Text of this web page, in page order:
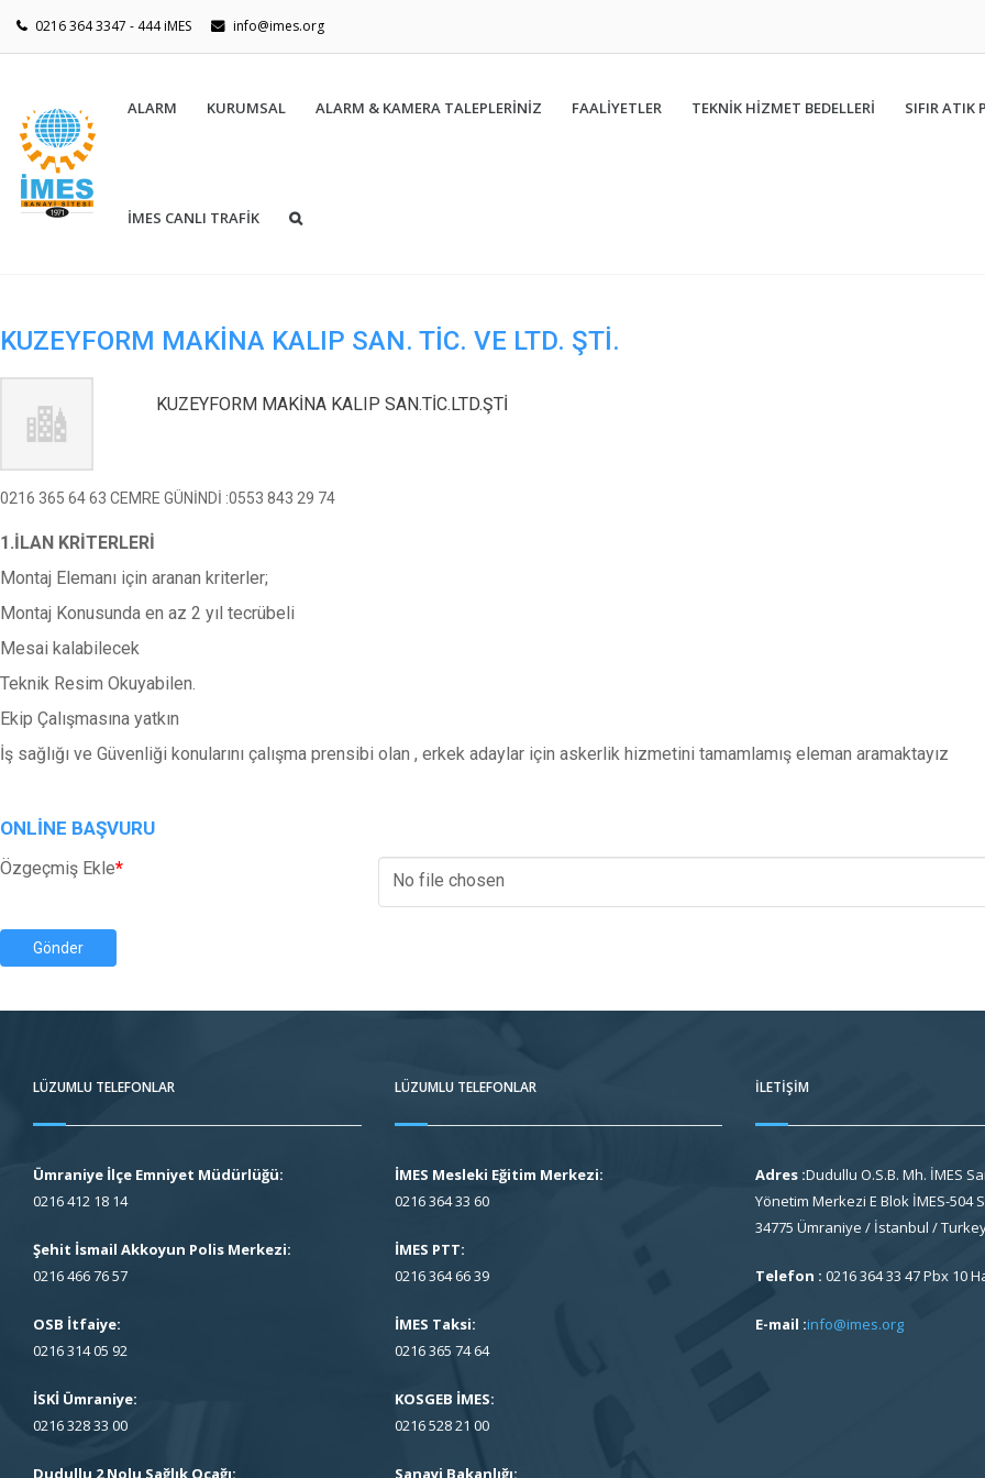
0216 364 3347 - 444 iMES info@imes.org
ALARM KURUMSAL ALARM & KAMERA TALEPLERİNİZ FAALIYETLER TEKNİK HİZMET BEDELLERİ SIFIR ATIK
İMES CANLI TRAFİK
KUZEYFORM MAKİNA KALIP SAN. TİC. VE LTD. ŞTİ.
KUZEYFORM MAKİNA KALIP SAN.TİC.LTD.ŞTİ
0216 365 64 63 CEMRE GÜNİNDİ :0553 843 29 74
1.İLAN KRİTERLERİ
Montaj Elemanı için aranan kriterler;
Montaj Konusunda en az 2 yıl tecrübeli
Mesai kalabilecek
Teknik Resim Okuyabilen.
Ekip Çalışmasına yatkın
İş sağlığı ve Güvenliği konularını çalışma prensibi olan , erkek adaylar için askerlik hizmetini tamamlamış eleman aramaktayız
ONLINE BAŞVURU
Özgeçmiş Ekle*
No file chosen
Gönder
LÜZUMLU TELEFONLAR
Ümraniye İlçe Emniyet Müdürlüğü:
0216 412 18 14
Şehit İsmail Akkoyun Polis Merkezi:
0216 466 76 57
OSB İtfaiye:
0216 314 05 92
İSKİ Ümraniye:
0216 328 33 00
Dudullu 2 Nolu Sağlık Ocağı:
LÜZUMLU TELEFONLAR
İMES Mesleki Eğitim Merkezi:
0216 364 33 60
İMES PTT:
0216 364 66 39
İMES Taksi:
0216 365 74 64
KOSGEB İMES:
0216 528 21 00
Sanayi Bakanlığı:
İLETIŞIM
Adres :Dudullu O.S.B. Mh. İMES
Yönetim Merkezi E Blok İMES-504
34775 Ümraniye / İstanbul /
Telefon : 0216 364 33 47 Pbx 10
E-mail :info@imes.org